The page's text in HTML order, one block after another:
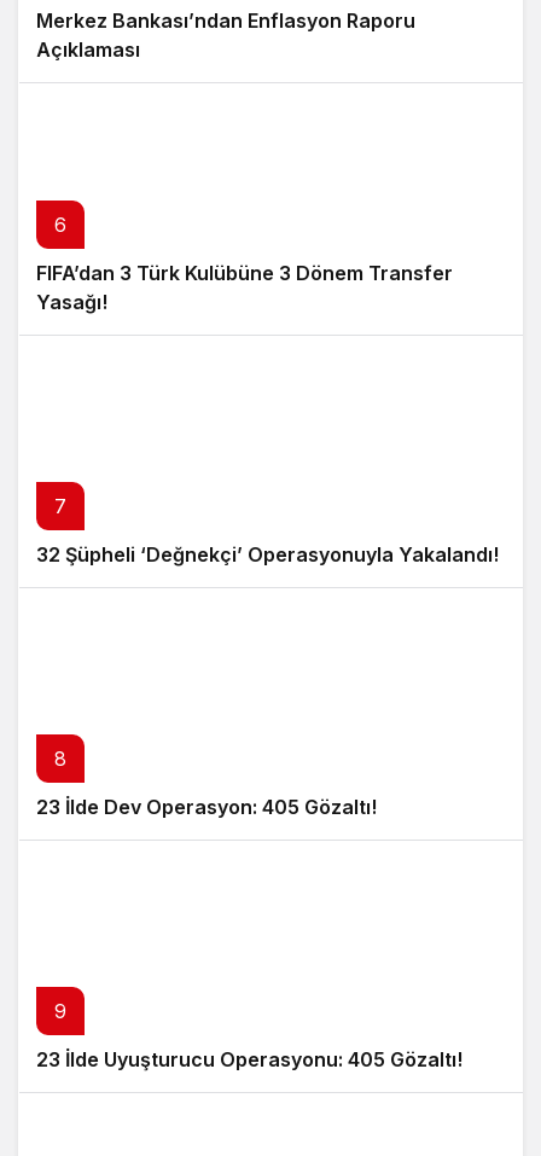
Merkez Bankası’ndan Enflasyon Raporu
Açıklaması
6
FIFA’dan 3 Türk Kulübüne 3 Dönem Transfer
Yasağı!
7
32 Şüpheli ‘Değnekçi’ Operasyonuyla Yakalandı!
8
23 İlde Dev Operasyon: 405 Gözaltı!
9
23 İlde Uyuşturucu Operasyonu: 405 Gözaltı!